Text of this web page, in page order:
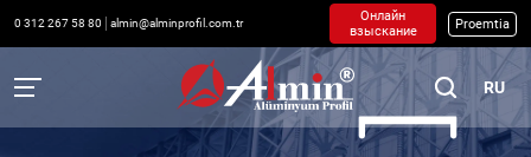
0 312 267 58 80 almin@alminprofil.com.tr
Онлайн
взыскание
Proemtia
RU